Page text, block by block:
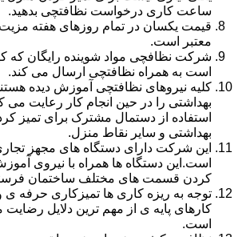
ساعت کاری درخواست نظافتچی بدهید.
قیمت یکسان در تمام روزهای هفته
معتبر است.
شرکت نظافچی مواد شوینده رایگان که
است به همراه نظافتچی ارسال می کند.
کلیه نیروهای نظافتچی آموزش دیده
بهداشتی را در حین انجام کار رعایت می
استفاده از دستمال مشترک برای تمیز
بهداشتی و سایر نقاط منزل.
این شرکت دارای دستگاه های مجهز
است.این دستگاه ها همراه با نیروی
کردن قسمت های مختلف ساختمان
توجه به ریزه کاری ها تمیزکاری حرفه ی
کارهای پایه ی از مهم ترین دلایل
است.